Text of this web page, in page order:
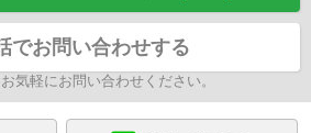
でお問い合わせする
気軽にお問い合わせください。